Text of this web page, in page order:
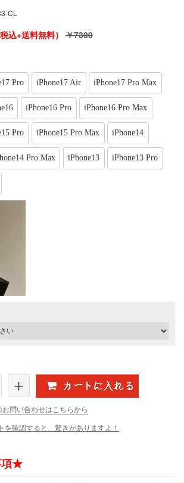
CL
税込+送料無料） ￥7300
Pro iPhone17 Air iPhone17 Pro Max
iPhone16 Pro iPhone16 Pro Max
Pro iPhone15 Pro Max iPhone14
Pro Max iPhone13 iPhone13 Pro
+
問い合わせはこちらから
を確認すると、驚きがありますよ！
項★